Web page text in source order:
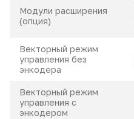
Модули расширения
(опция)
Векторный режим
управления без
энкодера
Векторный режим
управления с
энкодером